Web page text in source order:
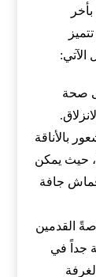
الآتي:
صحة
بالأناقة
حيث يمكن
جافة
القدمين
جداً في